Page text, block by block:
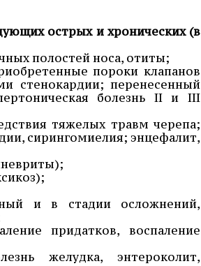
острых и хронических (в
полостей носа, отиты;
пороки клапанов
стенокардии; перенесенный
болезнь II и III
тяжелых травм черепа;
сирингомиелия; энцефалит,
и в стадии осложнений,
придатков, воспаление
желудка, энтероколит,